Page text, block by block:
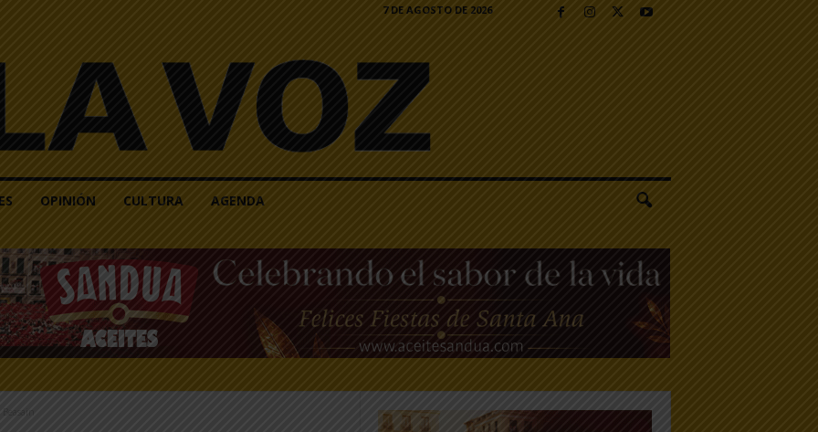
7 DE AGOSTO DE 2026
OPINIÓN CULTURA AGENDA